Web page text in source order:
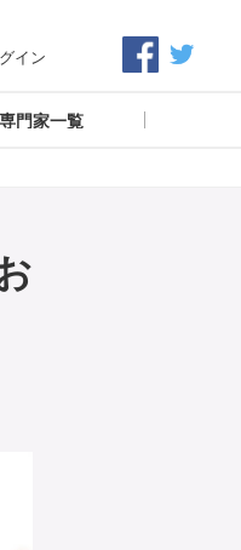
イン
専門家一覧